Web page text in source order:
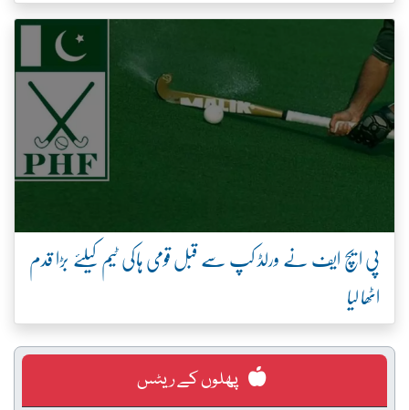
پی ایچ ایف نے ورلڈ کپ سے قبل قومی ہاکی ٹیم کیلئے بڑا قدم
اٹھا لیا
پھلوں کے ریٹس